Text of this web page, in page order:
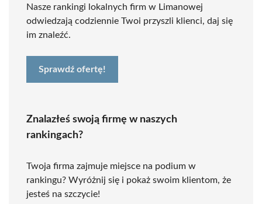
Nasze rankingi lokalnych firm w Limanowej
odwiedzają codziennie Twoi przyszli klienci, daj się
im znaleźć.
Sprawdź ofertę!
Znalazłeś swoją firmę w naszych
rankingach?
Twoja firma zajmuje miejsce na podium w
rankingu? Wyróżnij się i pokaż swoim klientom, że
jesteś na szczycie!